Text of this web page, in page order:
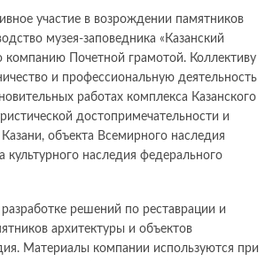
участие в возрождении памятников
музея-заповедника «Казанский
компанию Почетной грамотой. Коллективу
и профессиональную деятельность
работах комплекса Казанского
достопримечательности и
объекта Всемирного наследия
наследия федерального
решений по реставрации и
архитектуры и объектов
Материалы компании используются при